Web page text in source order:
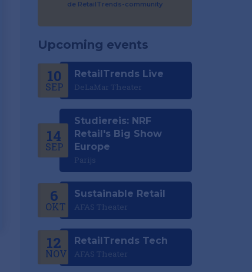
de RetailTrends-community
Upcoming events
10
SEP
RetailTrends Live
DeLaMar Theater
14
SEP
Studiereis: NRF
Retail's Big Show
Europe
Parijs
6
OKT
Sustainable Retail
AFAS Theater
12
NOV
RetailTrends Tech
AFAS Theater